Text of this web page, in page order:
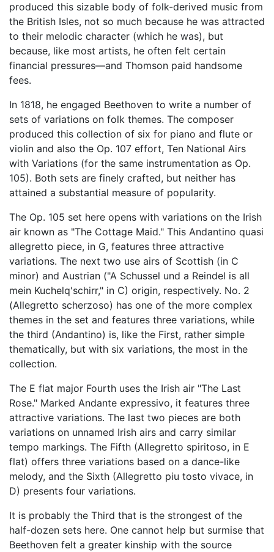
produced this sizable body of folk-derived music from
the British Isles, not so much because he was attracted
to their melodic character (which he was), but
because, like most artists, he often felt certain
financial pressures—and Thomson paid handsome
fees.
In 1818, he engaged Beethoven to write a number of
sets of variations on folk themes. The composer
produced this collection of six for piano and flute or
violin and also the Op. 107 effort, Ten National Airs
with Variations (for the same instrumentation as Op.
105). Both sets are finely crafted, but neither has
attained a substantial measure of popularity.
The Op. 105 set here opens with variations on the Irish
air known as "The Cottage Maid." This Andantino quasi
allegretto piece, in G, features three attractive
variations. The next two use airs of Scottish (in C
minor) and Austrian ("A Schussel und a Reindel is all
mein Kuchelq'schirr," in C) origin, respectively. No. 2
(Allegretto scherzoso) has one of the more complex
themes in the set and features three variations, while
the third (Andantino) is, like the First, rather simple
thematically, but with six variations, the most in the
collection.
The E flat major Fourth uses the Irish air "The Last
Rose." Marked Andante expressivo, it features three
attractive variations. The last two pieces are both
variations on unnamed Irish airs and carry similar
tempo markings. The Fifth (Allegretto spiritoso, in E
flat) offers three variations based on a dance-like
melody, and the Sixth (Allegretto piu tosto vivace, in
D) presents four variations.
It is probably the Third that is the strongest of the
half-dozen sets here. One cannot help but surmise that
Beethoven felt a greater kinship with the source